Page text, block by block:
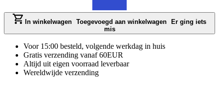
In winkelwagen Toegevoegd aan winkelwagen
Er ging iets
mis
Voor 15:00 besteld, volgende werkdag in huis
Gratis verzending vanaf 60EUR
Altijd uit eigen voorraad leverbaar
Wereldwijde verzending